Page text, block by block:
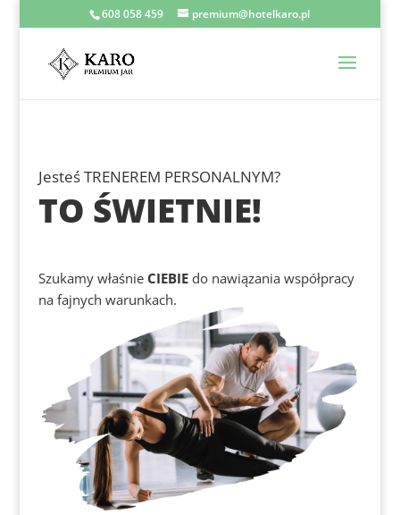
608 058 459 premium@hotelkaro.pl
Jesteś TRENEREM PERSONALNYM?
TO ŚWIETNIE!
Szukamy właśnie CIEBIEdo nawiązania współpracy
na fajnych warunkach.